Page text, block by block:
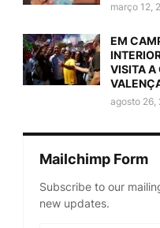
março 12,
EM
VISITA A
agosto 26,
Mailchimp Form
Subscribe to our
new updates.